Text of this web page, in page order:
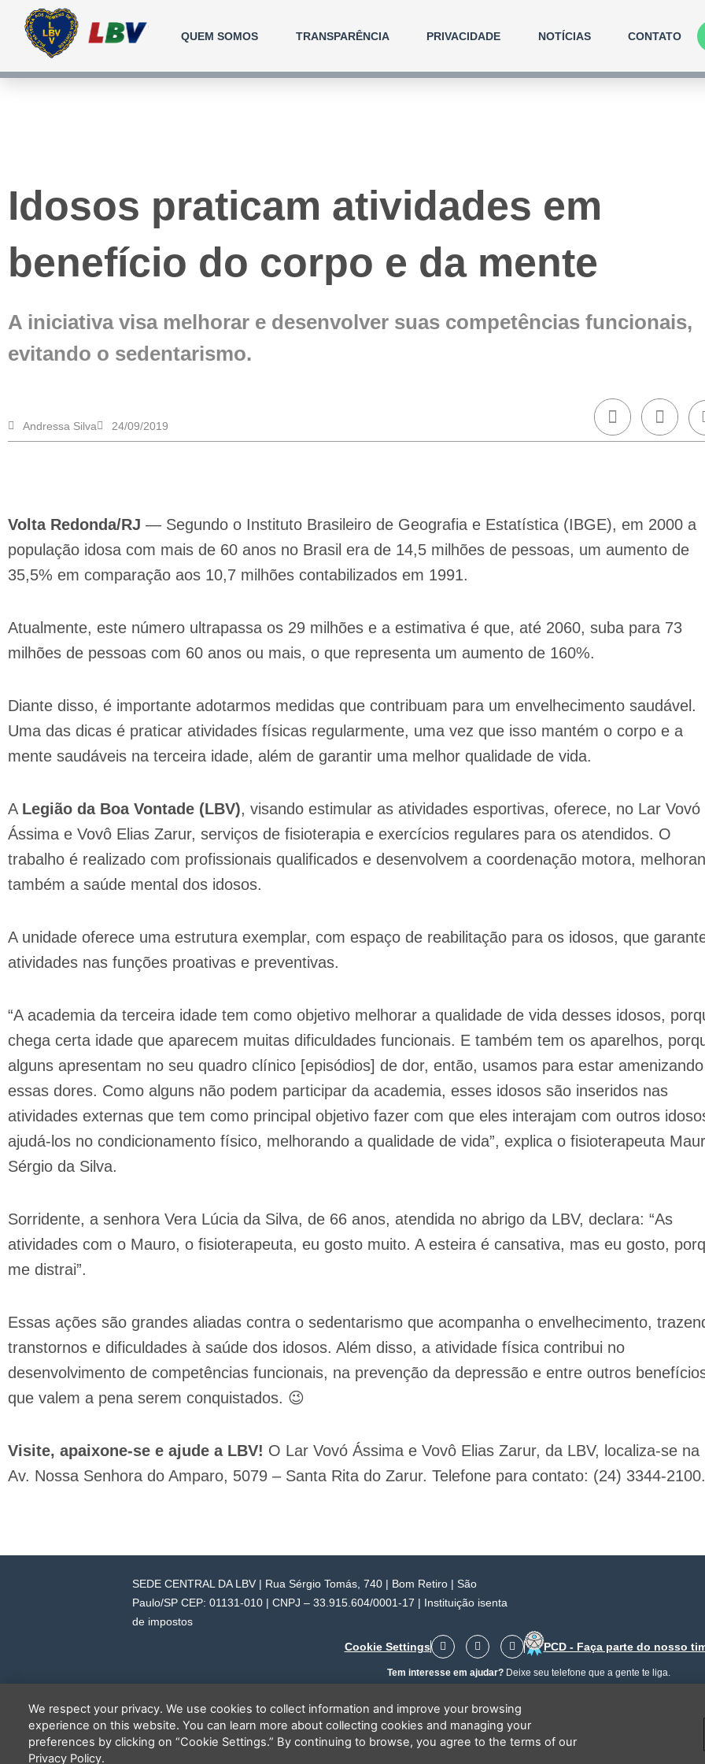
QUEM SOMOS TRANSPARÊNCIA PRIVACIDADE NOTÍCIAS CONTATO
Idosos praticam atividades em
benefício do corpo e da mente
A iniciativa visa melhorar e desenvolver suas competências funcionais,
evitando o sedentarismo.
Andressa Silva 24/09/2019
Volta Redonda/RJ — Segundo o Instituto Brasileiro de Geografia e Estatística (IBGE), em 2000 a
população idosa com mais de 60 anos no Brasil era de 14,5 milhões de pessoas, um aumento de
35,5% em comparação aos 10,7 milhões contabilizados em 1991.
Atualmente, este número ultrapassa os 29 milhões e a estimativa é que, até 2060, suba para 73
milhões de pessoas com 60 anos ou mais, o que representa um aumento de 160%.
Diante disso, é importante adotarmos medidas que contribuam para um envelhecimento saudável.
Uma das dicas é praticar atividades físicas regularmente, uma vez que isso mantém o corpo e a
mente saudáveis na terceira idade, além de garantir uma melhor qualidade de vida.
A Legião da Boa Vontade (LBV), visando estimular as atividades esportivas, oferece, no Lar Vovó
Ássima e Vovô Elias Zarur, serviços de fisioterapia e exercícios regulares para os atendidos. O
trabalho é realizado com profissionais qualificados e desenvolvem a coordenação motora,
também a saúde mental dos idosos.
A unidade oferece uma estrutura exemplar, com espaço de reabilitação para os idosos, que
atividades nas funções proativas e preventivas.
“A academia da terceira idade tem como objetivo melhorar a qualidade de vida desses idosos,
chega certa idade que aparecem muitas dificuldades funcionais. E também tem os aparelhos,
alguns apresentam no seu quadro clínico [episódios] de dor, então, usamos para estar amenizando
essas dores. Como alguns não podem participar da academia, esses idosos são inseridos nas
atividades externas que tem como principal objetivo fazer com que eles interajam com outros
ajudá-los no condicionamento físico, melhorando a qualidade de vida”, explica o fisioterapeuta
Sérgio da Silva.
Sorridente, a senhora Vera Lúcia da Silva, de 66 anos, atendida no abrigo da LBV, declara: “As
atividades com o Mauro, o fisioterapeuta, eu gosto muito. A esteira é cansativa, mas eu gosto,
me distrai”.
Essas ações são grandes aliadas contra o sedentarismo que acompanha o envelhecimento,
transtornos e dificuldades à saúde dos idosos. Além disso, a atividade física contribui no
desenvolvimento de competências funcionais, na prevenção da depressão e entre outros
que valem a pena serem conquistados. 😉
Visite, apaixone-se e ajude a LBV! O Lar Vovó Ássima e Vovô Elias Zarur, da LBV, localiza-se na
Av. Nossa Senhora do Amparo, 5079 – Santa Rita do Zarur. Telefone para contato: (24) 3344-2100.
SEDE CENTRAL DA LBV | Rua Sérgio Tomás, 740 | Bom Retiro | São
Paulo/SP CEP: 01131-010 | CNPJ – 33.915.604/0001-17 | Instituição isenta
de impostos
Cookie Settings
F
a
e
o
k
I
n
t
r
a
m
Y
o
t
e
PCD - Faça parte do nosso
Tem interesse em ajudar? Deixe seu telefone que a gente te liga.
Li e concordo que minhas informações serão tratadas de acordo com o
We respect your privacy. We use cookies to collect information and improve your browsing
experience on this website. You can learn more about collecting cookies and managing your
preferences by clicking on “Cookie Settings.” By continuing to browse, you agree to the terms of our
Privacy Policy.